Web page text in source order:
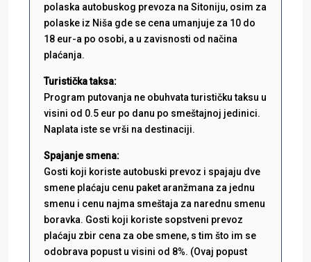
polaska autobuskog prevoza na Sitoniju, osim za
polaske iz Niša gde se cena umanjuje za 10 do
18 eur-a po osobi, a u zavisnosti od načina
plaćanja.
Turistička taksa:
Program putovanja ne obuhvata turističku taksu u
visini od 0.5 eur po danu po smeštajnoj jedinici.
Naplata iste se vrši na destinaciji.
Spajanje smena:
Gosti koji koriste autobuski prevoz i spajaju dve
smene plaćaju cenu paket aranžmana za jednu
smenu i cenu najma smeštaja za narednu smenu
boravka. Gosti koji koriste sopstveni prevoz
plaćaju zbir cena za obe smene, s tim što im se
odobrava popust u visini od 8%. (Ovaj popust